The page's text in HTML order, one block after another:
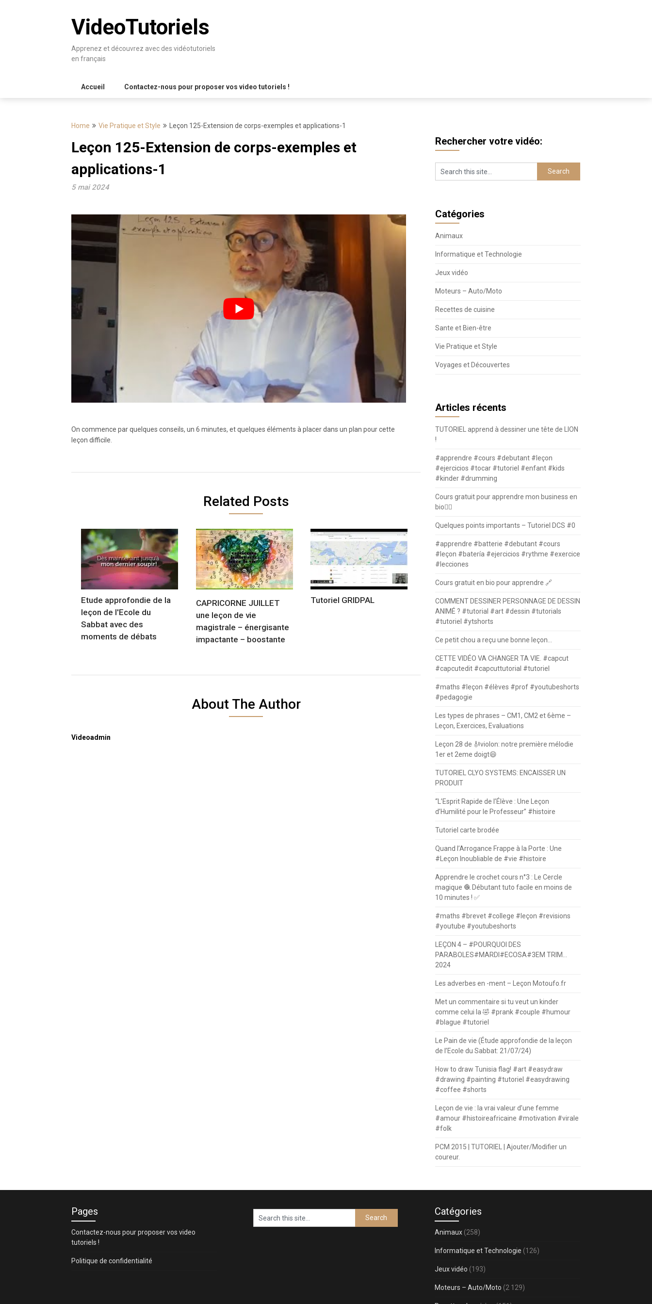
VideoTutoriels
Apprenez et découvrez avec des vidéotutoriels
en français
Accueil Contactez-nous pour proposer vos video tutoriels !
Home Vie Pratique et Style Leçon 125-Extension de corps-exemples et applications-1
Leçon 125-Extension de corps-exemples et
applications-1
5 mai 2024
On commence par quelques conseils, un 6 minutes, et quelques éléments à placer dans un plan pour cette
leçon difficile.
Related Posts
Etude approfondie de la
leçon de l'Ecole du
Sabbat avec des
moments de débats
CAPRICORNE JUILLET
une leçon de vie
magistrale – énergisante
impactante – boostante
Tutoriel GRIDPAL
About The Author
Videoadmin
Rechercher votre vidéo:
Catégories
Animaux
Informatique et Technologie
Jeux vidéo
Moteurs – Auto/Moto
Recettes de cuisine
Sante et Bien-être
Vie Pratique et Style
Voyages et Découvertes
Articles récents
TUTORIEL apprend à dessiner une tête de LION
!
#apprendre #cours #debutant #leçon
#ejercicios #tocar #tutoriel #enfant #kids
#kinder #drumming
Cours gratuit pour apprendre mon business en
bio⛓️‍💥
Quelques points importants – Tutoriel DCS #0
#apprendre #batterie #debutant #cours
#leçon #batería #ejercicios #rythme #exercice
#lecciones
Cours gratuit en bio pour apprendre 🔗
COMMENT DESSINER PERSONNAGE DE DESSIN
ANIMÉ ? #tutorial #art #dessin #tutorials
#tutoriel #ytshorts
Ce petit chou a reçu une bonne leçon…
CETTE VIDÉO VA CHANGER TA VIE. #capcut
#capcutedit #capcuttutorial #tutoriel
#maths #leçon #élèves #prof #youtubeshorts
#pedagogie
Les types de phrases – CM1, CM2 et 6ème –
Leçon, Exercices, Evaluations
Leçon 28 de 🎻violon: notre première mélodie
1er et 2eme doigt😄
TUTORIEL CLYO SYSTEMS: ENCAISSER UN
PRODUIT
“L’Esprit Rapide de l’Élève : Une Leçon
d’Humilité pour le Professeur” #histoire
Tutoriel carte brodée
Quand l’Arrogance Frappe à la Porte : Une
#Leçon Inoubliable de #vie #histoire
Apprendre le crochet cours n°3 : Le Cercle
magique 🧶 Débutant tuto facile en moins de
10 minutes ! ✅
#maths #brevet #college #leçon #revisions
#youtube #youtubeshorts
LEÇON 4 – #POURQUOI DES
PARABOLES#MARDI#ECOSA#3EM TRIM…
2024
Les adverbes en -ment – Leçon Motoufo.fr
Met un commentaire si tu veut un kinder
comme celui la 🤣 #prank #couple #humour
#blague #tutoriel
Le Pain de vie (Étude approfondie de la leçon
de l’Ecole du Sabbat: 21/07/24)
How to draw Tunisia flag! #art #easydraw
#drawing #painting #tutoriel #easydrawing
#coffee #shorts
Leçon de vie : la vrai valeur d’une femme
#amour #histoireafricaine #motivation #virale
#folk
PCM 2015 | TUTORIEL | Ajouter/Modifier un
coureur.
Pages
Contactez-nous pour proposer vos video
tutoriels !
Politique de confidentialité
Catégories
Animaux (258)
Informatique et Technologie (126)
Jeux vidéo (193)
Moteurs – Auto/Moto (2 129)